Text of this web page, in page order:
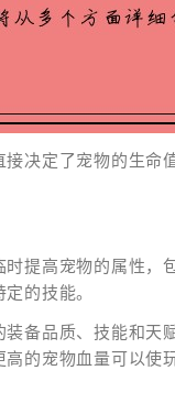
决定了宠物的生
提高宠物的属性
的技能。
备品质、技能和
的宠物血量可以